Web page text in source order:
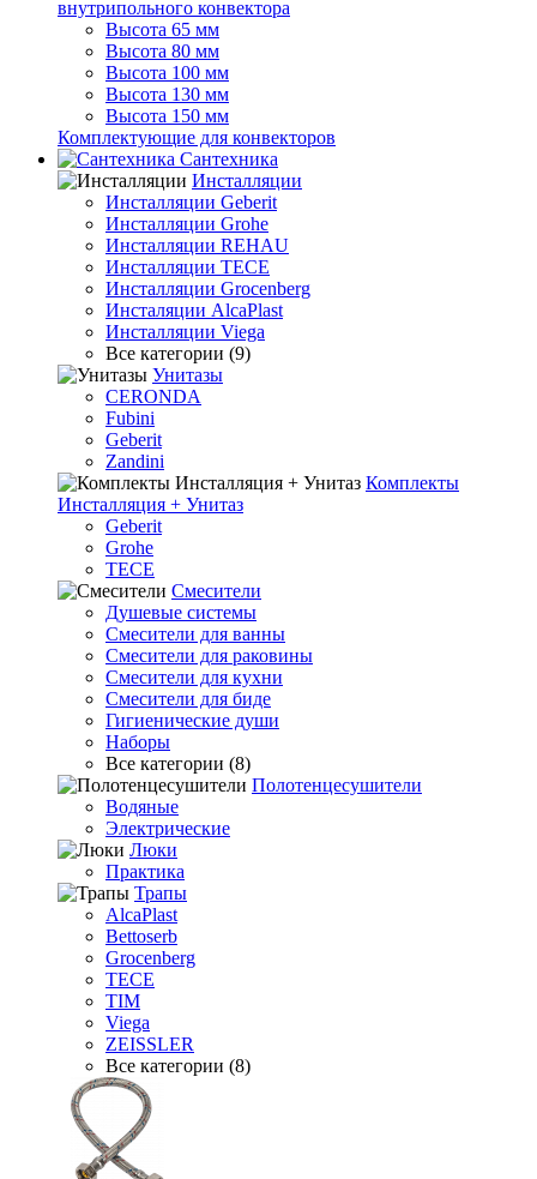
внутрипольного конвектора
Высота 65 мм
Высота 80 мм
Высота 100 мм
Высота 130 мм
Высота 150 мм
Комплектующие для конвекторов
Сантехника
Инсталляции
Инсталляции Geberit
Инсталляции Grohe
Инсталляции REHAU
Инсталляции TECE
Инсталляции Grocenberg
Инсталяции AlcaPlast
Инсталляции Viega
Все категории (9)
Унитазы
CERONDA
Fubini
Geberit
Zandini
Комплекты
Инсталляция + Унитаз
Geberit
Grohe
TECE
Смесители
Душевые системы
Смесители для ванны
Смесители для раковины
Смесители для кухни
Смесители для биде
Гигиенические души
Наборы
Все категории (8)
Полотенцесушители
Водяные
Электрические
Люки
Практика
Трапы
AlcaPlast
Bettoserb
Grocenberg
TECE
TIM
Viega
ZEISSLER
Все категории (8)